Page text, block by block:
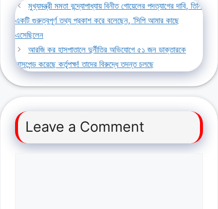
মুখ্যমন্ত্রী মমতা বন্দ্যোপাধ্যায় বিনীত গোয়েলের পদত্যাগের দাবি, তিনি
একটি গুরুত্বপূর্ণ তথ্য প্রকাশ করে বলেছেন, ‘সিপি আমার কাছে
এসেছিলেন
আরজি কর হাসপাতালে দুর্নীতির অভিযোগে ৫১ জন ডাক্তারকে
সাসপেন্ড করেছে কর্তৃপক্ষ! তাদের বিরুদ্ধে তদন্ত চলছে
Leave a Comment